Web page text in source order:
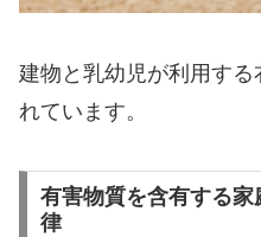
建物と乳幼児が利用する
れています。
有害物質を含有する
律